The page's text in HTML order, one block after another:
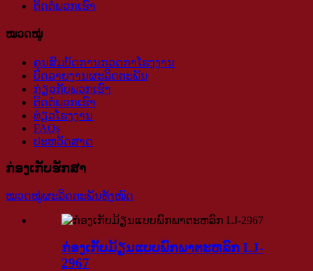
ຕິດ​ຕໍ່​ພວກ​ເຮົາ
ໝວດໝູ່
ຄຸນສົມບັດການກວດກາໂຮງງານ
ບົດລາຍງານຜະລິດຕະພັນ
ກ່ຽວ​ກັບ​ພວກ​ເຮົາ
ຕິດ​ຕໍ່​ພວກ​ເຮົາ
ທ່ຽວໂຮງງານ
FAQs
ປະຫວັດສາດ
ກ່ອງເກັບຮັກສາ
ໝວດໝູ່ຜະລິດຕະພັນທັງໝົດ
ກ່ອງເກັບມ້ຽນແບບພົກພາຕະຫລົກ LJ-
2967